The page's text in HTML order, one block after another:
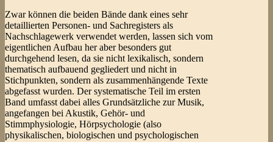
Zwar können die beiden Bände dank eines sehr
detaillierten Personen- und Sachregisters als
Nachschlagewerk verwendet werden, lassen sich vom
eigentlichen Aufbau her aber besonders gut
durchgehend lesen, da sie nicht lexikalisch, sondern
thematisch aufbauend gegliedert und nicht in
Stichpunkten, sondern als zusammenhängende Texte
abgefasst wurden. Der systematische Teil im ersten
Band umfasst dabei alles Grundsätzliche zur Musik,
angefangen bei Akustik, Gehör- und
Stimmphysiologie, Hörpsychologie (also
physikalischen, biologischen und psychologischen